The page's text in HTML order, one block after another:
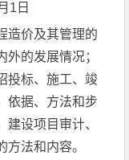
1日
造价及其管理的
的发展情况；
投标、施工、竣
依据、方法和步
设项目审计、
法和内容。